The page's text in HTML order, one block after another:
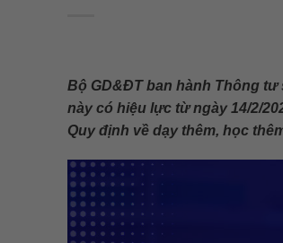
Bộ GD&ĐT ban hành Thông tư
này có hiệu lực từ ngày 14/2/
Quy định về dạy thêm, học